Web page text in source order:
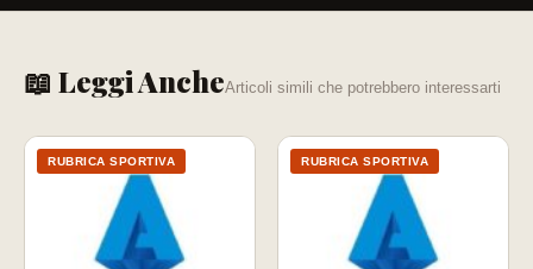
📖 Leggi AncheArticoli simili che potrebbero interessarti
RUBRICA SPORTIVA RUBRICA SPORTIVA